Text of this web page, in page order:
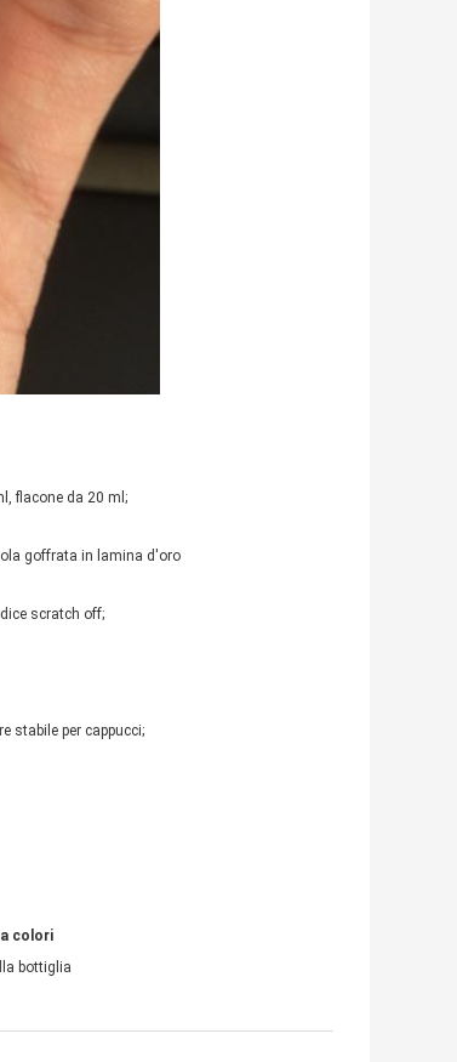
flacone da 20 ml;
goffrata in lamina d'oro
scratch off;
stabile per cappucci;
colori
bottiglia